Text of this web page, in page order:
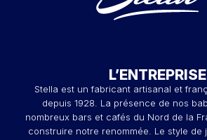
L’ENTREPRISE
Stella est un fabricant artisanal et
depuis 1928. La présence de nos
nombreux bars et cafés du Nord de la
construire notre renommée. Le style de